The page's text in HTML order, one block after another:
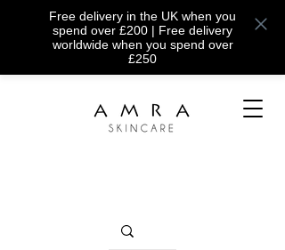
Free delivery in the UK when you
spend over £200 | Free delivery
worldwide when you spend over
£250